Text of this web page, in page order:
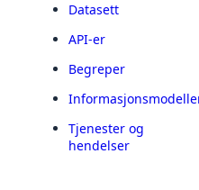
Datasett
API-er
Begreper
Tjenester og
hendelser